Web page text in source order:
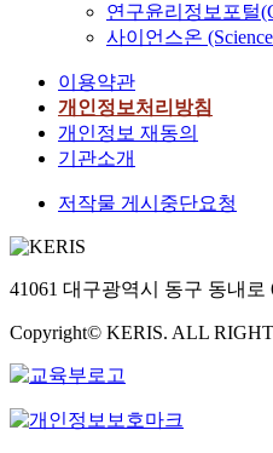
연구윤리정보포털
사이언스온
이용약관
개인정보처리방침
개인정보 재동의
기관소개
저작물 게시중단요청
41061 대구광역시 동구 동내로
Copyright© KERIS. ALL